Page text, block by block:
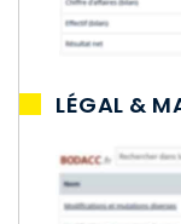
LÉGAL &